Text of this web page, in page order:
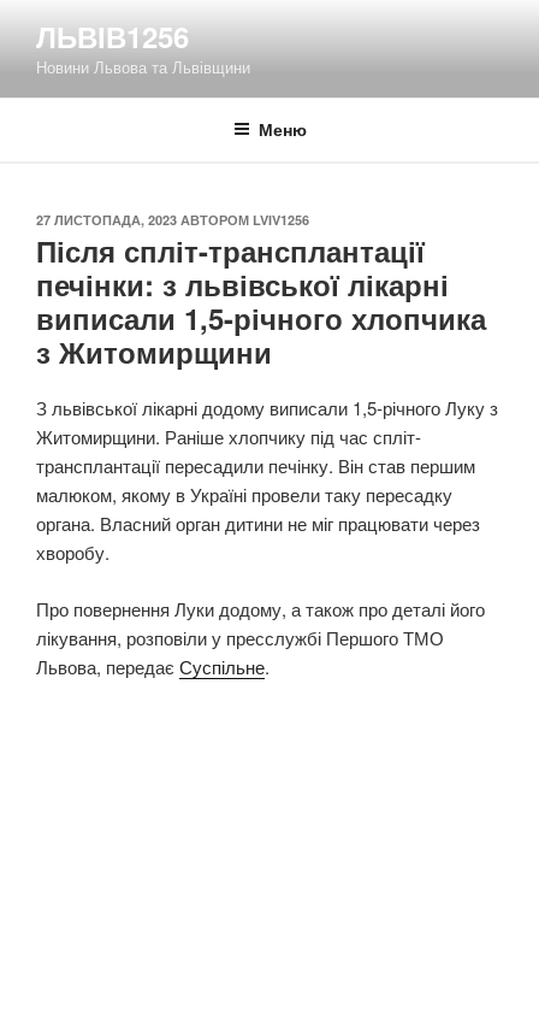
вмісту
ЛЬВІВ1256
Новини Львова та Львівщини
Меню
ОПУБЛІКОВАНО
27 ЛИСТОПАДА, 2023 АВТОРОМ LVIV1256
Після спліт-трансплантації
печінки: з львівської лікарні
виписали 1,5-річного хлопчика
з Житомирщини
З львівської лікарні додому виписали 1,5-річного Луку з
Житомирщини. Раніше хлопчику під час спліт-
трансплантації пересадили печінку. Він став першим
малюком, якому в Україні провели таку пересадку
органа. Власний орган дитини не міг працювати через
хворобу.
Про повернення Луки додому, а також про деталі його
лікування, розповіли у пресслужбі Першого ТМО
Львова, передає Суспільне.